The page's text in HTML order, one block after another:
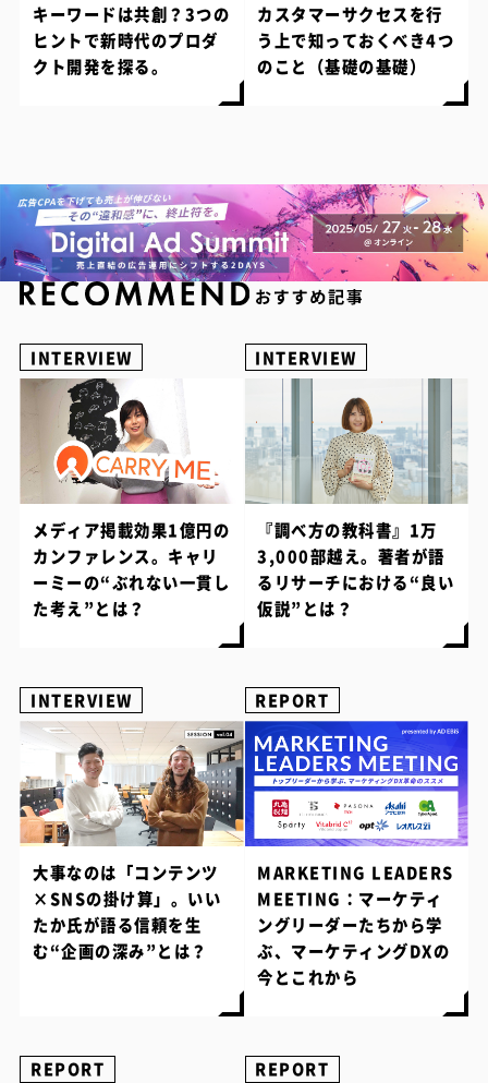
キーワードは共創？3つの
ヒントで新時代のプロダ
クト開発を探る。
カスタマーサクセスを行
う上で知っておくべき4つ
のこと（基礎の基礎）
INTERVIEW
メディア掲載効果1億円の
カンファレンス。キャリ
ーミーの“ぶれない一貫し
た考え”とは？
INTERVIEW
『調べ方の教科書』1万
3,000部越え。著者が語
るリサーチにおける“良い
仮説”とは？
INTERVIEW
大事なのは「コンテンツ
×SNSの掛け算」。いい
たか氏が語る信頼を生
む“企画の深み”とは？
REPORT
MARKETING LEADERS
MEETING：マーケティ
ングリーダーたちから学
ぶ、マーケティングDXの
今とこれから
REPORT REPORT